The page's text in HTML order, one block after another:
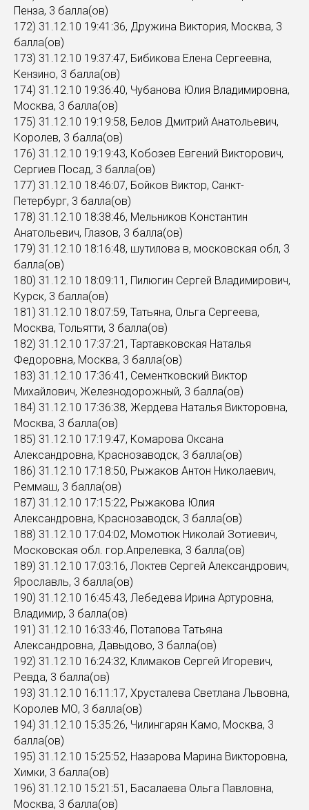
Пенза, 3 балла(ов)
172) 31.12.10 19:41:36, Дружина Виктория, Москва, 3
балла(ов)
173) 31.12.10 19:37:47, Бибикова Елена Сергеевна,
Кензино, 3 балла(ов)
174) 31.12.10 19:36:40, Чубанова Юлия Владимировна,
Москва, 3 балла(ов)
175) 31.12.10 19:19:58, Белов Дмитрий Анатольевич,
Королев, 3 балла(ов)
176) 31.12.10 19:19:43, Кобозев Евгений Викторович,
Сергиев Посад, 3 балла(ов)
177) 31.12.10 18:46:07, Бойков Виктор, Санкт-
Петербург, 3 балла(ов)
178) 31.12.10 18:38:46, Мельников Константин
Анатольевич, Глазов, 3 балла(ов)
179) 31.12.10 18:16:48, шутилова в, московская обл, 3
балла(ов)
180) 31.12.10 18:09:11, Пилюгин Сергей Владимирович,
Курск, 3 балла(ов)
181) 31.12.10 18:07:59, Татьяна, Ольга Сергеева,
Москва, Тольятти, 3 балла(ов)
182) 31.12.10 17:37:21, Тартавковская Наталья
Федоровна, Москва, 3 балла(ов)
183) 31.12.10 17:36:41, Сементковский Виктор
Михайлович, Железнодорожный, 3 балла(ов)
184) 31.12.10 17:36:38, Жердева Наталья Викторовна,
Москва, 3 балла(ов)
185) 31.12.10 17:19:47, Комарова Оксана
Александровна, Краснозаводск, 3 балла(ов)
186) 31.12.10 17:18:50, Рыжаков Антон Николаевич,
Реммаш, 3 балла(ов)
187) 31.12.10 17:15:22, Рыжакова Юлия
Александровна, Краснозаводск, 3 балла(ов)
188) 31.12.10 17:04:02, Момотюк Николай Зотиевич,
Московская обл. гор.Апрелевка, 3 балла(ов)
189) 31.12.10 17:03:16, Локтев Сергей Александрович,
Ярославль, 3 балла(ов)
190) 31.12.10 16:45:43, Лебедева Ирина Артуровна,
Владимир, 3 балла(ов)
191) 31.12.10 16:33:46, Потапова Татьяна
Александровна, Давыдово, 3 балла(ов)
192) 31.12.10 16:24:32, Климаков Сергей Игоревич,
Ревда, 3 балла(ов)
193) 31.12.10 16:11:17, Хрусталева Светлана Львовна,
Королев МО, 3 балла(ов)
194) 31.12.10 15:35:26, Чилингарян Камо, Москва, 3
балла(ов)
195) 31.12.10 15:25:52, Назарова Марина Викторовна,
Химки, 3 балла(ов)
196) 31.12.10 15:21:51, Басалаева Ольга Павловна,
Москва, 3 балла(ов)